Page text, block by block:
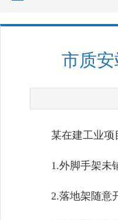
市质
某在建工业项
1.外脚手架未铺
2.落地架随意开